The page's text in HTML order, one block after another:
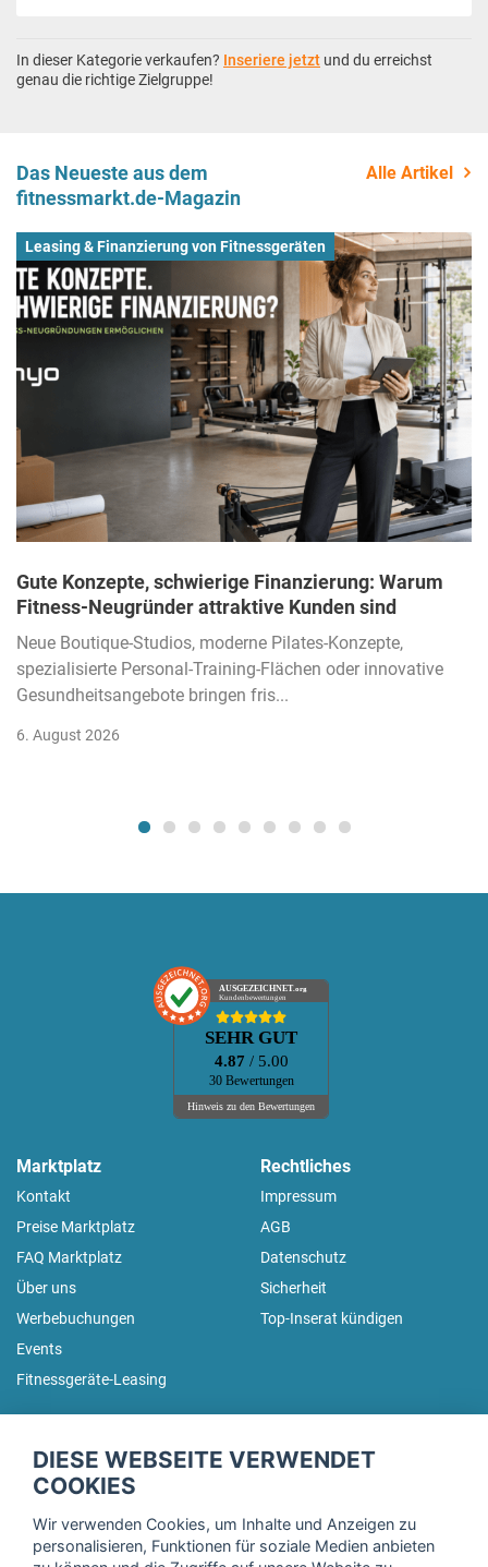
In dieser Kategorie verkaufen? Inseriere jetzt und du erreichst
genau die richtige Zielgruppe!
Das Neueste aus dem
fitnessmarkt.de-Magazin
Alle Artikel
Leasing & Finanzierung von Fitnessgeräten
Gute Konzepte, schwierige Finanzierung: Warum
Fitness-Neugründer attraktive Kunden sind
Neue Boutique-Studios, moderne Pilates-Konzepte,
spezialisierte Personal-Training-Flächen oder innovative
Gesundheitsangebote bringen fris...
6. August 2026
AUSGEZEICHNET.org
Kundenbewertungen
SEHR GUT
4.87 / 5.00
30 Bewertungen
Hinweis zu den Bewertungen
Marktplatz
Kontakt
Preise Marktplatz
FAQ Marktplatz
Über uns
Werbebuchungen
Events
Fitnessgeräte-Leasing
Rechtliches
Impressum
AGB
Datenschutz
Sicherheit
Top-Inserat kündigen
Trage dich hier für unseren Newsletter ein und erhalte regelmäßig
DIESE WEBSEITE VERWENDET
COOKIES
Wir verwenden Cookies, um Inhalte und Anzeigen zu
personalisieren, Funktionen für soziale Medien anbieten